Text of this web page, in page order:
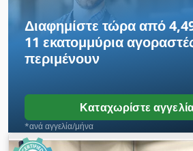
Διαφημίστε τώρα από
11 εκατομμύρια
περιμένουν
Καταχωρίστε
*ανά αγγελία/μήνα